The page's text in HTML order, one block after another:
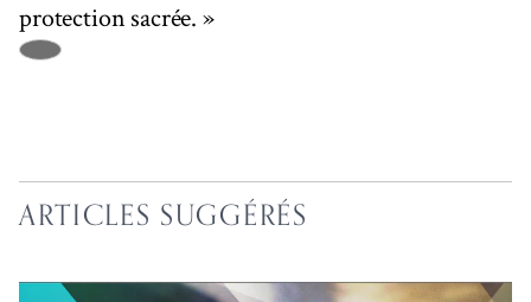
protection sacrée. »
ARTICLES SUGGÉRÉS